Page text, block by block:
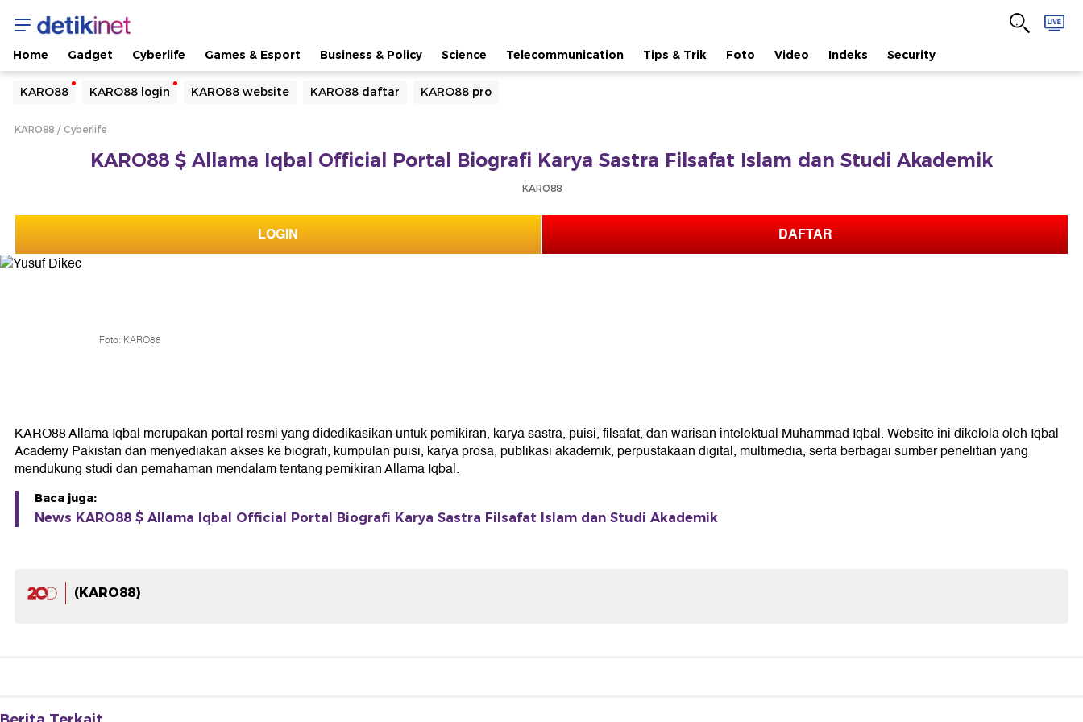
Home Gadget Cyberlife Games & Esport Business & Policy Science Telecommunication Tips & Trik Foto Video Indeks Security
KARO88 KARO88 login KARO88 website KARO88 daftar KARO88 pro
Yang sedang ramai dicari
Loading...
KARO88 Cyberlife
KARO88 $ Allama Iqbal Official Portal Biografi Karya Sastra Filsafat Islam dan Studi Akademik
KARO88
LOGIN DAFTAR
Foto: KARO88
KARO88 Allama Iqbal merupakan portal resmi yang didedikasikan untuk pemikiran, karya sastra, puisi, filsafat, dan warisan intelektual Muhammad Iqbal. Website ini dikelola oleh Iqbal
Academy Pakistan dan menyediakan akses ke biografi, kumpulan puisi, karya prosa, publikasi akademik, perpustakaan digital, multimedia, serta berbagai sumber penelitian yang
mendukung studi dan pemahaman mendalam tentang pemikiran Allama Iqbal.
Baca juga:
News KARO88 $ Allama Iqbal Official Portal Biografi Karya Sastra Filsafat Islam dan Studi Akademik
(KARO88)